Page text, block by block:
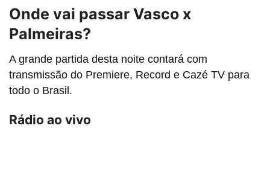
Onde vai passar Vasco x
Palmeiras?
A grande partida desta noite contará com
transmissão do Premiere, Record e Cazé TV para
todo o Brasil.
Rádio ao vivo